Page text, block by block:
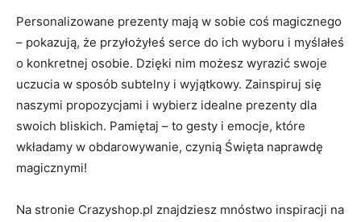
Personalizowane prezenty mają w sobie coś magicznego
– pokazują, że przyłożyłeś serce do ich wyboru i myślałeś
o konkretnej osobie. Dzięki nim możesz wyrazić swoje
uczucia w sposób subtelny i wyjątkowy. Zainspiruj się
naszymi propozycjami i wybierz idealne prezenty dla
swoich bliskich. Pamiętaj – to gesty i emocje, które
wkładamy w obdarowywanie, czynią Święta naprawdę
magicznymi!
Na stronie Crazyshop.pl znajdziesz mnóstwo inspiracji na